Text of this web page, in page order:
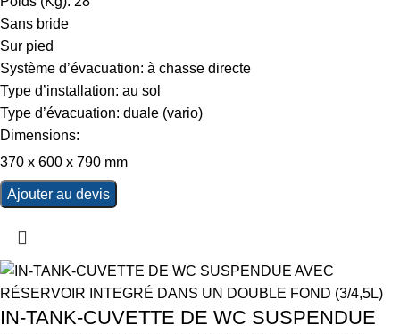
Sans bride
Sur pied
Système d’évacuation: à chasse directe
Type d’installation: au sol
Type d’évacuation: duale (vario)
Dimensions:
370 x 600 x 790 mm
Ajouter au devis
IN-TANK-CUVETTE DE WC SUSPENDUE